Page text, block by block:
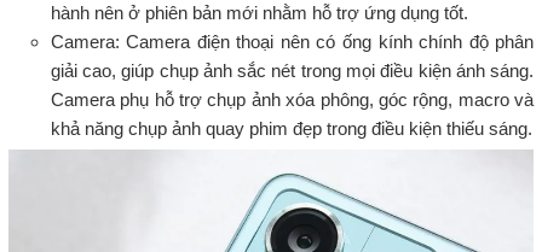
hành nên ở phiên bản mới nhằm hỗ trợ ứng dụng tốt.
Camera: Camera điện thoại nên có ống kính chính độ phân
giải cao, giúp chụp ảnh sắc nét trong mọi điều kiện ánh sáng.
Camera phụ hỗ trợ chụp ảnh xóa phông, góc rộng, macro và
khả năng chụp ảnh quay phim đẹp trong điều kiện thiếu sáng.